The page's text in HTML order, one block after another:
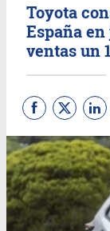
Toyota
España
ventas un